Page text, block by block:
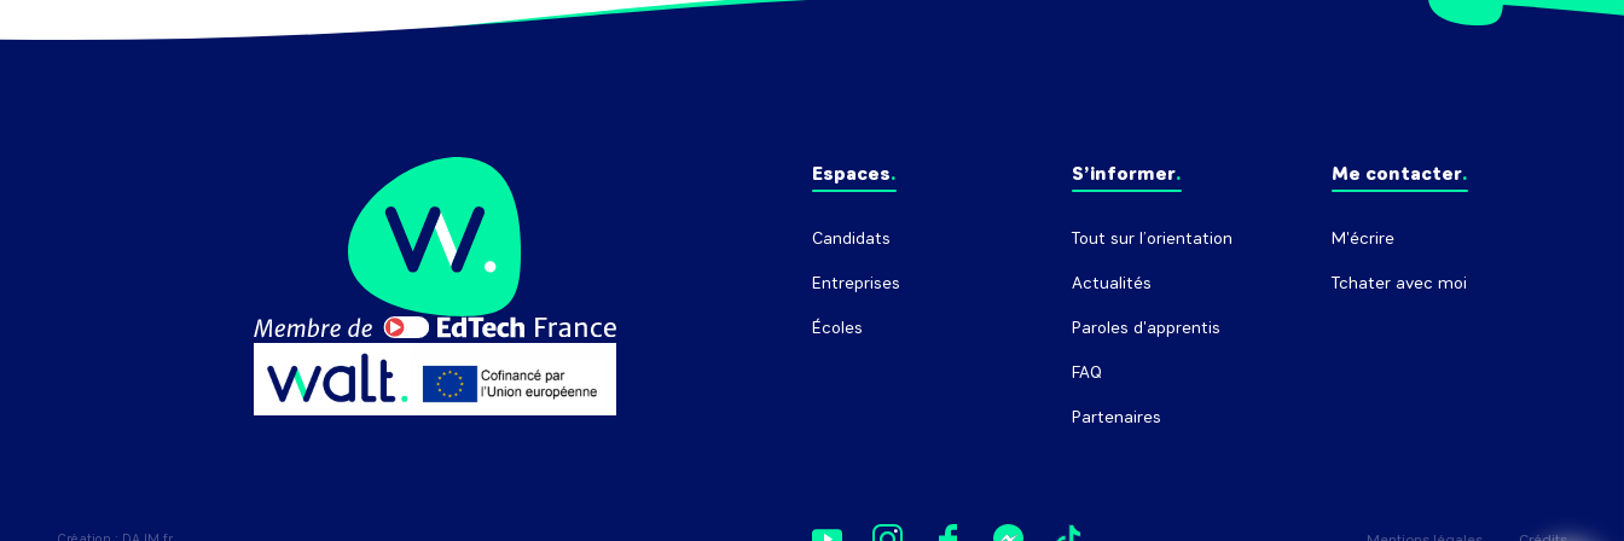
Espaces
Candidats
Entreprises
Écoles
S’informer
Tout sur l’orientation
Actualités
Paroles d'apprentis
FAQ
Partenaires
Me contacter
M'écrire
Tchater avec moi